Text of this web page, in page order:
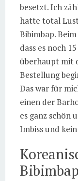
besetzt. Ich
hatte total
Bibimbap.
dass es noch
überhaupt mit
Bestellung
Das war für
einen der
es ganz schön
Imbiss und